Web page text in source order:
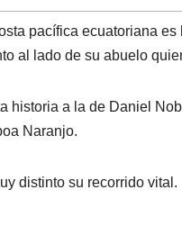
e
d
I
l
a
d
s
pacífica ecuatoriana
al lado de su abuelo
historia a la de Daniel
Naranjo.
distinto su recorrido vital.